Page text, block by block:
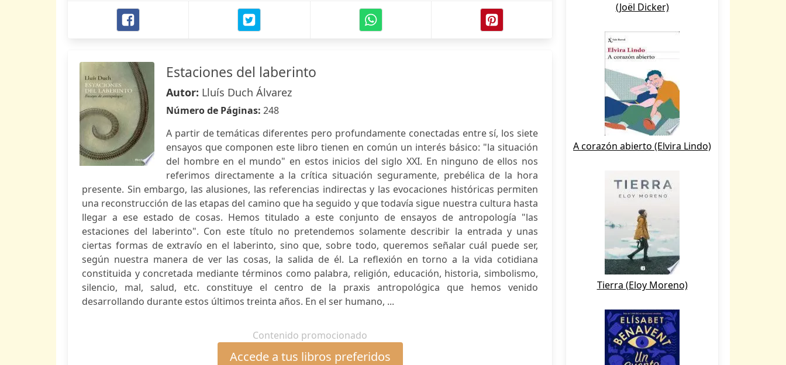
Estaciones del laberinto
Autor: Lluís Duch Álvarez
Número de Páginas: 248
A partir de temáticas diferentes pero profundamente conectadas entre sí, los siete
ensayos que componen este libro tienen en común un interés básico: "la situación
del hombre en el mundo" en estos inicios del siglo XXI. En ninguno de ellos nos
referimos directamente a la crítica situación seguramente, prebélica de la hora
presente. Sin embargo, las alusiones, las referencias indirectas y las evocaciones históricas permiten
una reconstrucción de las etapas del camino que ha seguido y que todavía sigue nuestra cultura hasta
llegar a ese estado de cosas. Hemos titulado a este conjunto de ensayos de antropología "las
estaciones del laberinto". Con este título no pretendemos solamente describir la entrada y unas
ciertas formas de extravío en el laberinto, sino que, sobre todo, queremos señalar cuál puede ser,
según nuestra manera de ver las cosas, la salida de él. La reflexión en torno a la vida cotidiana
constituida y concretada mediante términos como palabra, religión, educación, historia, simbolismo,
silencio, mal, salud, etc. constituye el centro de la praxis antropológica que hemos venido
desarrollando durante estos últimos treinta años. En el ser humano, ...
Contenido promocionado
Accede a tus libros preferidos
(Joël Dicker)
A corazón abierto (Elvira Lindo)
Tierra (Eloy Moreno)